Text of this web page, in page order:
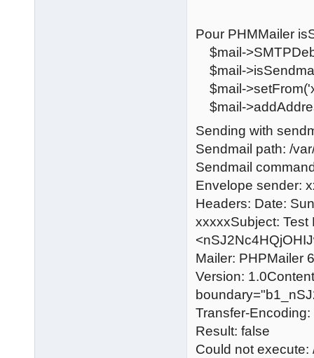
Pour PHMMailer
$mail-
$mail-
$mail-
$mail-
Sending with
Sendmail path: /
Sendmail
Envelope sender:
Headers: Date:
xxxxxSubject: Test
Mailer: PHPMailer
Version:
Transfer-Encoding:
Result: false
Could not execute: